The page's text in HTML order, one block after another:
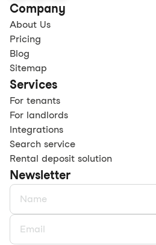
Company
About Us
Pricing
Blog
Sitemap
Services
For tenants
For landlords
Integrations
Search service
Rental deposit solution
Newsletter